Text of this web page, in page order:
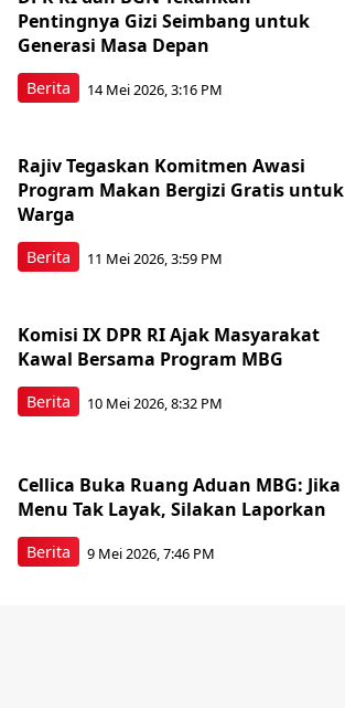
Berita
Pentingnya Gizi Seimbang untuk
Generasi Masa Depan
14 Mei 2026, 3:16 PM
Berita
Rajiv Tegaskan Komitmen Awasi
Program Makan Bergizi Gratis untuk
Warga
11 Mei 2026, 3:59 PM
Berita
Komisi IX DPR RI Ajak Masyarakat
Kawal Bersama Program MBG
10 Mei 2026, 8:32 PM
Berita
Cellica Buka Ruang Aduan MBG: Jika
Menu Tak Layak, Silakan Laporkan
9 Mei 2026, 7:46 PM